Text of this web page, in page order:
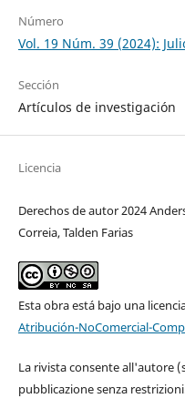
Número
Vol. 19 Núm. 39 (2024):
Sección
Artículos de investigación
Licencia
Derechos de autor 2024
Correia, Talden Farias
Esta obra está bajo una
Atribución-NoComercial-
La rivista consente all'autore
pubblicazione senza